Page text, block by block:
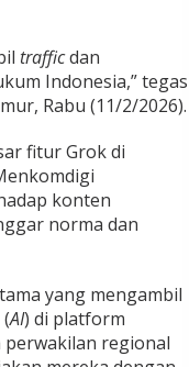
trafficdan
Indonesia,” tegas
Rabu (11/2/2026).
fitur Grok di
konten
norma dan
yang mengambil
AI) di platform
regional